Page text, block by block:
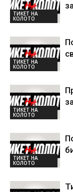
ТИКЕТ НА
КОЛОТО
ТИКЕТ НА
КОЛОТО
ТИКЕТ НА
КОЛОТО
ТИКЕТ НА
КОЛОТО